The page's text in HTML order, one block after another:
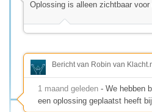
Oplossing is alleen zichtbaar
Bericht van Robin van
1 maand geleden - We hebben
een oplossing geplaatst heeft